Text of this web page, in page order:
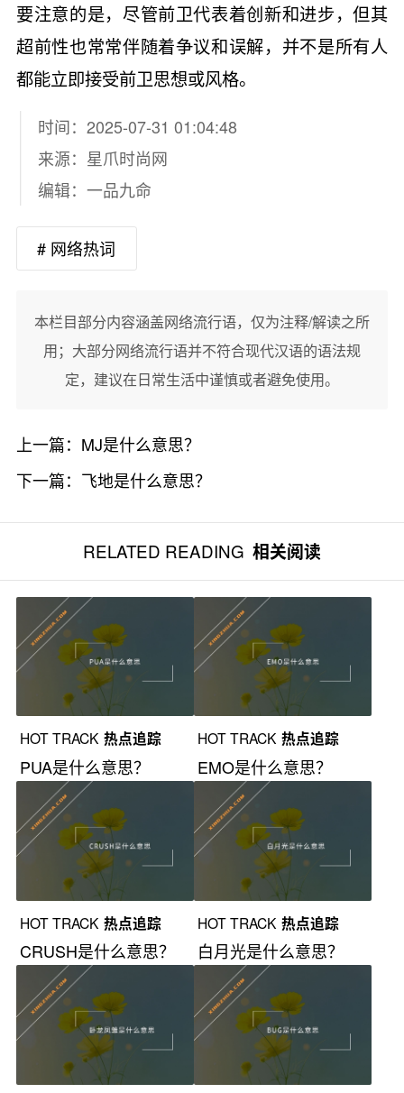
要注意的是，尽管前卫代表着创新和进步，但其
超前性也常常伴随着争议和误解，并不是所有人
都能立即接受前卫思想或风格。
时间：2025-07-31 01:04:48
来源： 星爪时尚网
编辑：一品九命
# 网络热词
本栏目部分内容涵盖网络流行语，仅为注释/解读之所
用；大部分网络流行语并不符合现代汉语的语法规
定，建议在日常生活中谨慎或者避免使用。
上一篇： MJ是什么意思？
下一篇： 飞地是什么意思？
RELATED READING 相关阅读
HOT TRACK 热点追踪
PUA是什么意思？
HOT TRACK 热点追踪
EMO是什么意思？
HOT TRACK 热点追踪
CRUSH是什么意思？
HOT TRACK 热点追踪
白月光是什么意思？